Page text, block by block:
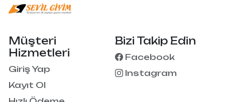
Müşteri
Hizmetleri
Giriş Yap
Kayıt Ol
Bizi Takip Edin
Facebook
Instagram